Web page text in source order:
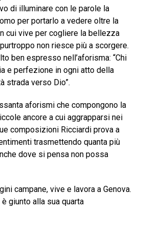
di illuminare con le parole la
per portarlo a vedere oltre la
cui vive per cogliere la bellezza
non riesce più a scorgere.
ben espresso nell’aforisma: “Chi
e perfezione in ogni atto della
strada verso Dio”.
aforismi che compongono la
ancore a cui aggrapparsi nei
composizioni Ricciardi prova a
trasmettendo quanta più
dove si pensa non possa
campane, vive e lavora a Genova.
giunto alla sua quarta